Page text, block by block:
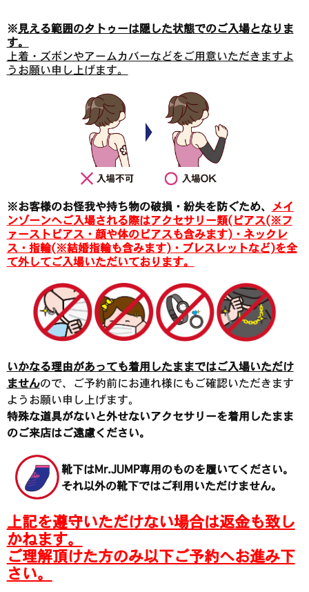
※見える範囲のタトゥーは隠した状態でのご入場となりま
す。
上着・ズボンやアームカバーなどをご用意いただきますよ
うお願い申し上げます。
※お客様のお怪我や持ち物の破損・紛失を防ぐため、
メイ
ンゾーンへご入場される際はアクセサリー類(ピアス(※フ
ァーストピアス・顔や体のピアスも含みます)・ネックレ
ス・指輪(※結婚指輪も含みます)・ブレスレットなど)を全
て外してご入場いただいております。
いかなる理由があっても着用したままではご入場いただけ
ませんので、ご予約前にお連れ様にもご確認いただきます
ようお願い申し上げます。
特殊な道具がないと外せないアクセサリーを着用したまま
のご来店はご遠慮ください。
靴下はMr.JUMP専用のものを履いてください。
それ以外の靴下ではご利用いただけません。
上記を遵守いただけない場合は返金も致し
かねます。
ご理解頂けた方のみ以下ご予約へお進み下
さい。